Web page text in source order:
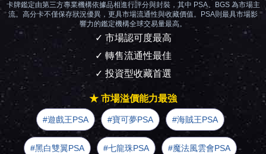
卡牌鑑定由第三方專業機構依據品相進行評分與封裝，其中 PSA、BGS 為市場主
流。高分卡不僅保存狀況優異，更具市場流通性與收藏價值。PSA則最具市場影
響力的鑑定機構全球交易量最高。
✓ 市場認可度最高
✓ 轉售流通性最佳
✓ 投資型收藏首選
★ 市場溢價能力最強
遊戲王PSA 寶可夢PSA 海賊王PSA
黑白雙翼PSA 七龍珠PSA 魔法風雲會PSA